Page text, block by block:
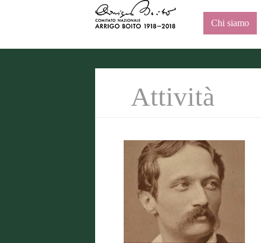
Chi siamo
Attività